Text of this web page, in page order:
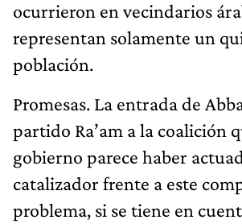
ocurrieron en vecindarios
representan solamente un
población.
Promesas. La entrada de
partido Ra’am a la coalición
gobierno parece haber
catalizador frente a este
problema, si se tiene en